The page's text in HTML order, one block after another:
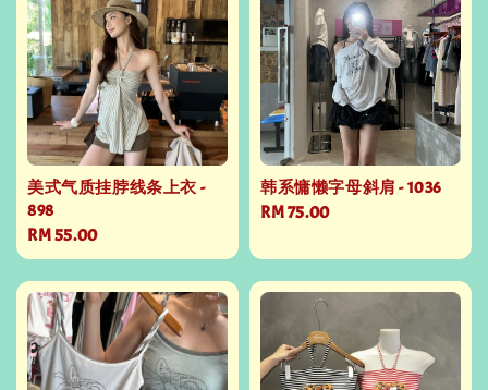
美式气质挂脖线条上衣 -
898
Regular
price
RM 55.00
韩系慵懒字母斜肩 - 1036
Regular
RM 75.00